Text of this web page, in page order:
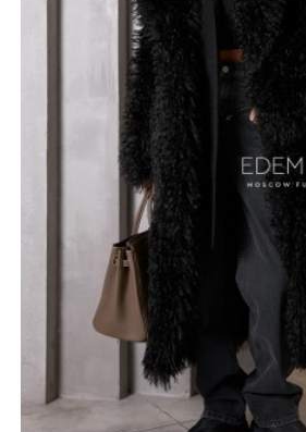
для тех, кто ценит смелость и
Преимущество изделия не только
дизайне, но и в использовании
материалов, которые
сохраняют тепло. Сделайте акцент
индивидуальности, выбрав такую
только приковывает взгляды, но и
заботу о природе.
*описание несет информационный
правила ухода могут быть